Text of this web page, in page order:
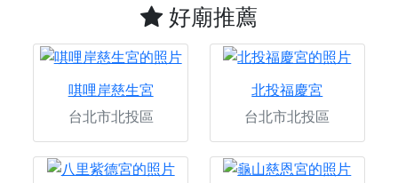
好廟推薦
唭哩岸慈生宮
台北市北投區
北投福慶宮
台北市北投區